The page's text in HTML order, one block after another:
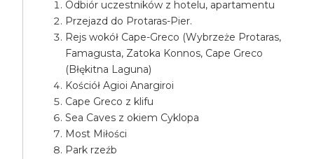
Odbiór uczestników z hotelu, apartamentu
Przejazd do Protaras-Pier.
Rejs wokół Cape-Greco (Wybrzeże Protaras,
Famagusta, Zatoka Konnos, Cape Greco
(Błękitna Laguna)
Kościół Agioi Anargiroi
Cape Greco z klifu
Sea Caves z okiem Cyklopa
Most Miłości
Park rzeźb